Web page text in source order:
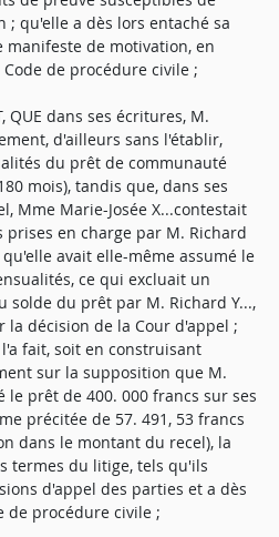
qu'elle a dès lors entaché sa
de motivation, en
de procédure civile ;
QUE dans ses écritures, M.
d'ailleurs sans l'établir,
du prêt de communauté
mois), tandis que, dans ses
Mme Marie-Josée X...contestait
en charge par M. Richard
avait elle-même assumé le
ce qui excluait un
du prêt par M. Richard Y...,
décision de la Cour d'appel ;
fait, soit en construisant
sur la supposition que M.
le prêt de 400. 000 francs sur ses
précitée de 57. 491, 53 francs
dans le montant du recel), la
termes du litige, tels qu'ils
d'appel des parties et a dès
de procédure civile ;